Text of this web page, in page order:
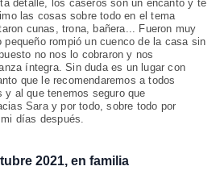
detalle, los caseros son un encanto y te
las cosas sobre todo en el tema
cunas, trona, bañera... Fueron muy
pequeño rompió un cuenco de la casa sin
no nos lo cobraron y nos
íntegra. Sin duda es un lugar con
que le recomendaremos a todos
y al que tenemos seguro que
Sara y por todo, sobre todo por
días después.
2021, en familia